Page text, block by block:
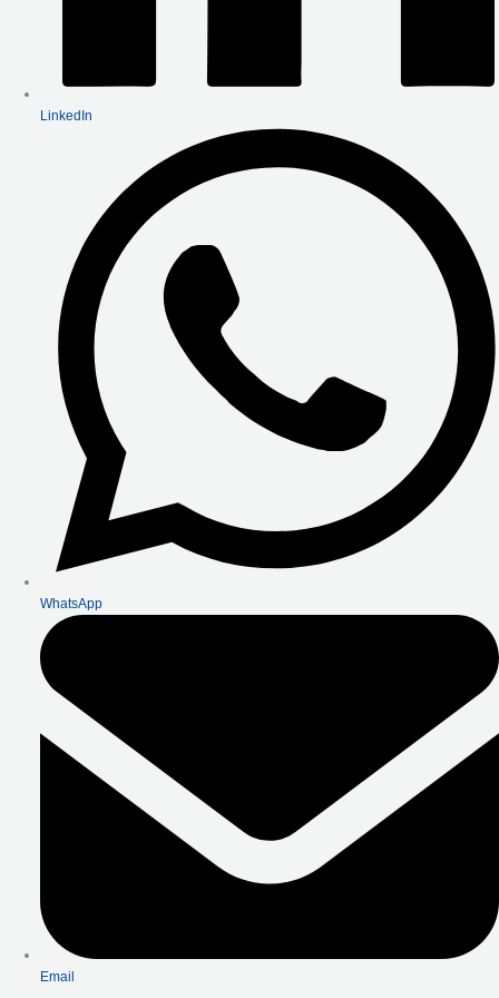
LinkedIn
WhatsApp
Email